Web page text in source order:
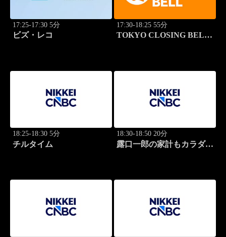
17:25-17:30 5分
ビズ・レコ
17:30-18:25 55分
TOKYO CLOSING BELL
18:25-18:30 5分
チルタイム
18:30-18:50 20分
露口一郎の家計もカラダも